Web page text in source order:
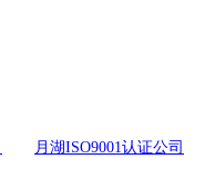
月湖ISO9001认证公司